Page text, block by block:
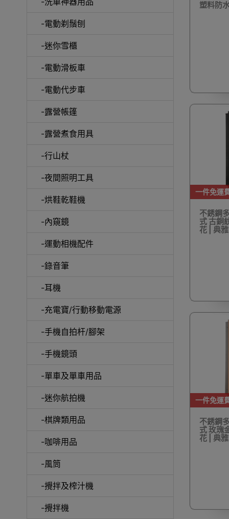
-電動剃鬚刨
-迷你雪櫃
-電動滑板車
-電動代步車
-露營帳篷
-露營煮食用具
-行山杖
-夜間照明工具
-烘鞋乾鞋機
-內窺鏡
-運動相機配件
-錄音筆
-耳機
-充電寶/行動移動電源
-手機自拍杆/腳架
-手機鏡頭
-單車及單車用品
-迷你航拍機
-棋牌類用品
-咖啡用品
-風筒
-攪拌及榨汁機
-攪拌機
UV消
塑料防
一件免運
不銹鋼
式 古銅
花 | 典
一件免運
不銹鋼
式 玫瑰
花 | 典